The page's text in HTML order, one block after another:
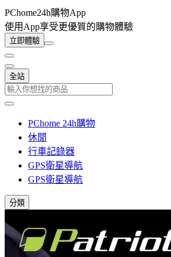
PChome24h購物App
使用App享受更優質的購物體驗
立即體驗
全站
PChome 24h購物
休閒
行車記錄器
GPS衛星導航
GPS衛星導航
分類